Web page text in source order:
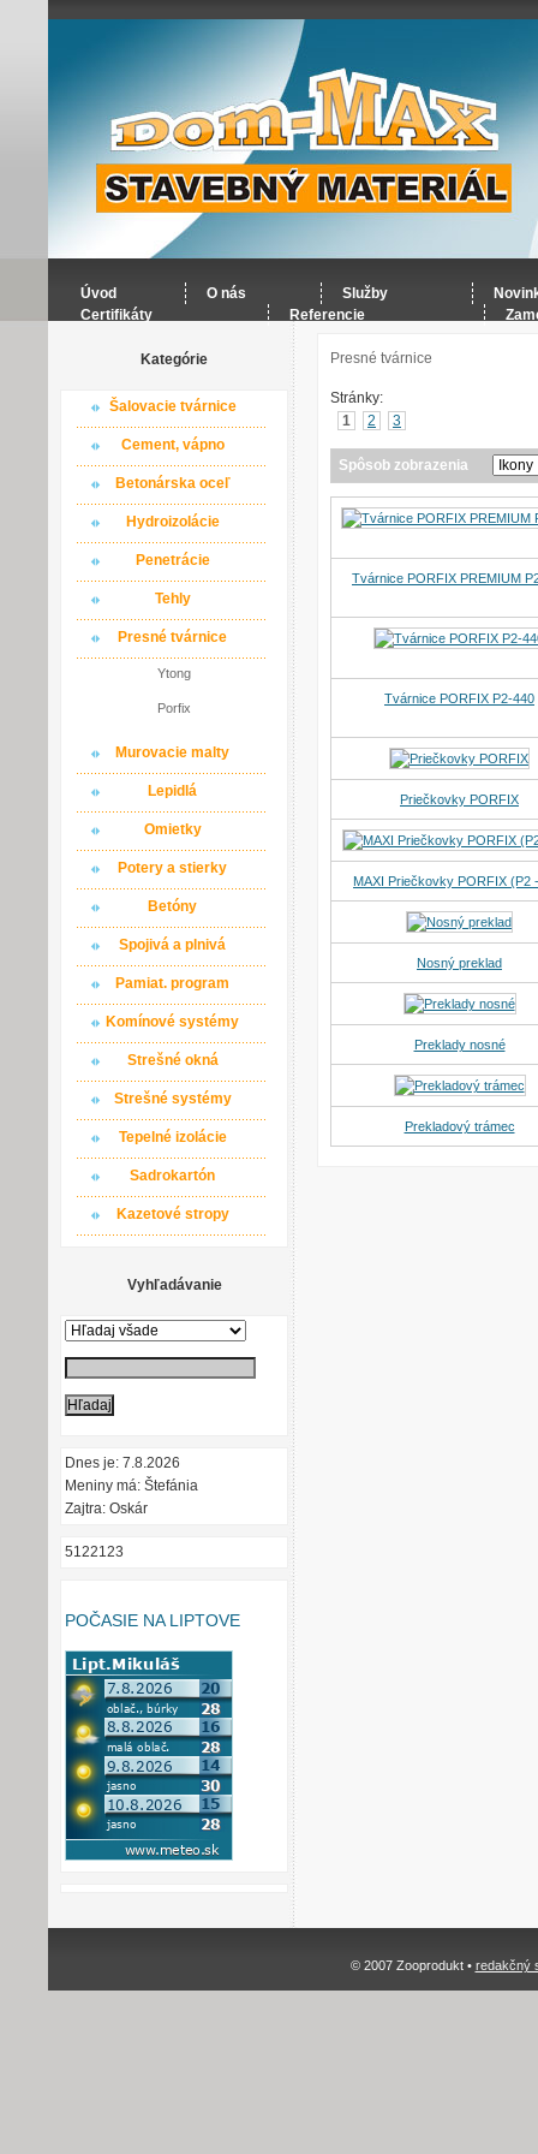
Úvod O nás Služby
Certifikáty
Referencie
Kategórie
Šalovacie tvárnice
Cement, vápno
Betonárska oceľ
Hydroizolácie
Penetrácie
Tehly
Presné tvárnice
Ytong
Porfix
Murovacie malty
Lepidlá
Omietky
Potery a stierky
Betóny
Spojivá a plnivá
Pamiat. program
Komínové systémy
Strešné okná
Strešné systémy
Tepelné izolácie
Sadrokartón
Kazetové stropy
Vyhľadávanie
Dnes je: 7.8.2026
Meniny má: Štefánia
Zajtra: Oskár
5122123
POČASIE NA LIPTOVE
Presné tvárnice
Stránky:
1
2 3
Spôsob zobrazenia
Tvárnice PORFIX PREMIUM
Tvárnice PORFIX P2-440
Priečkovky PORFIX
MAXI Priečkovky PORFIX (P2
Nosný preklad
Preklady nosné
Prekladový trámec
© 2007 Zooprodukt • redakčný